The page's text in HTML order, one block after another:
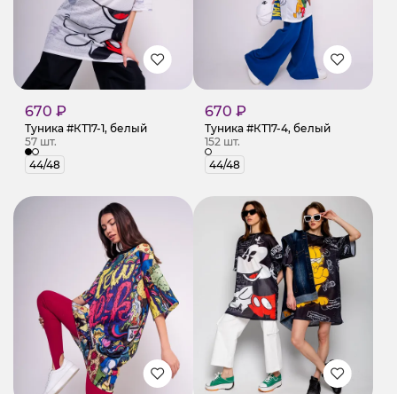
670 ₽
Туника #КТ17-1, белый
57 шт.
44/48
670 ₽
Туника #КТ17-4, белый
152 шт.
44/48